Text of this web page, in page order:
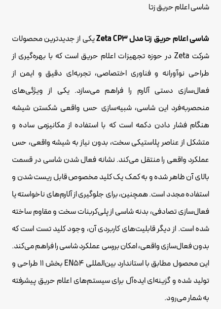
شاسی اعلام حریق زتا
شاسی اعلام حریق زتا مدل Zeta CP3
یکی از جدیدترین محصولات
شرکت Zeta در حوزه تجهیزات اعلام حریق است که با بهره‌گیری از
طراحی نوآورانه و فناوری اختصاصی، تجربه‌ای دقیق و ایمن از
فعال‌سازی دستی آلارم را فراهم می‌سازد. یکی از ویژگی‌های
منحصربه‌فرد این شاسی، شبیه‌سازی حس واقعی شکستن شیشه
هنگام فشار دادن دکمه است که با استفاده از مکانیزمی ساده و
متشکل از عناصر پلاستیکی سخت، بدون نیاز به شیشه واقعی، حس
عملکرد واقعی را منتقل می‌کند. نشانه فعال شدن شاسی در قسمت
بالای آن ظاهر شده و به کمک یک کلید مخصوص قابل ریست شدن و
استفاده مجدد است. همچنین، برای جلوگیری از آلارم‌های ناخواسته یا
فعال‌سازی تصادفی، بدنه شاسی از پلی‌کربنات سخت و مقاوم ساخته
شده است. از دیگر قابلیت‌های کاربردی آن، وجود کلید تست است که
بدون فعال‌سازی واقعی، امکان بررسی عملکرد شاسی را فراهم می‌کند.
این محصول مطابق با استاندارد بین‌المللی EN54 بخش 11 طراحی و
تولید شده و گزینه‌ای ایده‌آل برای سیستم‌های اعلام حریق پیشرفته
به شمار می‌رود.